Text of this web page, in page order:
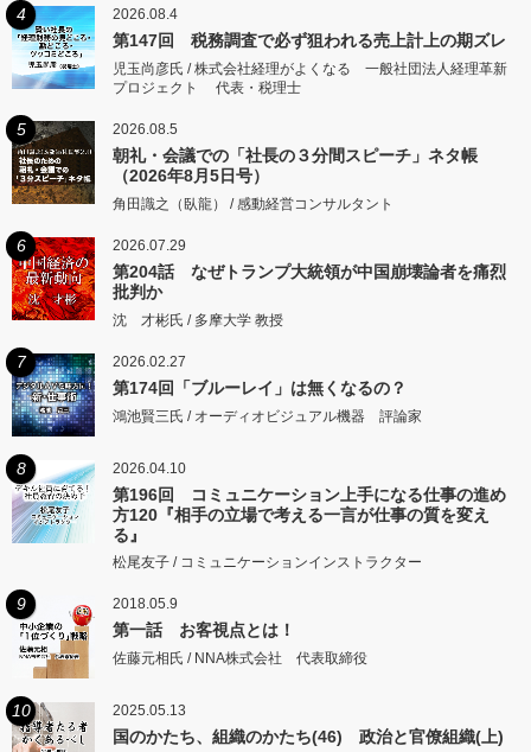
4 2026.08.4
第147回 税務調査で必ず狙われる売上計上の期ズレ
児玉尚彦氏 / 株式会社経理がよくなる 一般社団法人経理革新
プロジェクト 代表・税理士
5 2026.08.5
朝礼・会議での「社長の３分間スピーチ」ネタ帳
（2026年8月5日号）
角田識之（臥龍） / 感動経営コンサルタント
6 2026.07.29
第204話 なぜトランプ大統領が中国崩壊論者を痛烈
批判か
沈 才彬氏 / 多摩大学 教授
7 2026.02.27
第174回「ブルーレイ」は無くなるの？
鴻池賢三氏 / オーディオビジュアル機器 評論家
8 2026.04.10
第196回 コミュニケーション上手になる仕事の進め
方120『相手の立場で考える一言が仕事の質を変え
る』
松尾友子 / コミュニケーションインストラクター
9 2018.05.9
第一話 お客視点とは！
佐藤元相氏 / NNA株式会社 代表取締役
10 2025.05.13
国のかたち、組織のかたち(46) 政治と官僚組織(上)